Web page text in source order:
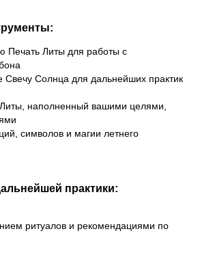
Печать Литы для работы с
Солнца для дальнейших практик
наполненный вашими целями,
символов и магии летнего
практики:
ритуалов и рекомендациями по